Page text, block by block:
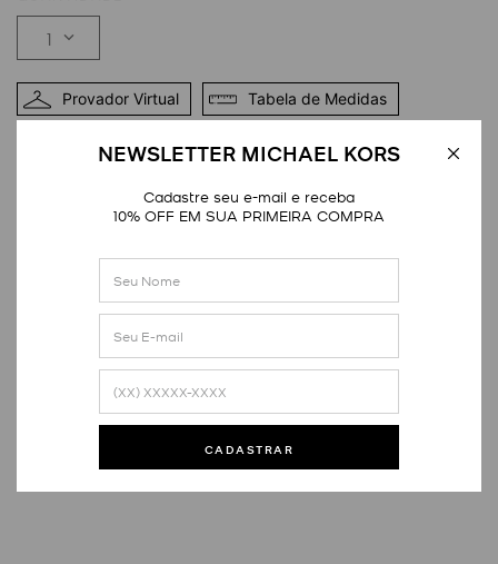
NEWSLETTER MICHAEL KORS
Cadastre seu e-mail e receba
10% OFF EM SUA PRIMEIRA COMPRA
CADASTRAR
1
Provador Virtual Tabela de Medidas
Avaliações
Este produto ainda não tem avaliações
SEJA O PRIMEIRO A AVALIAR